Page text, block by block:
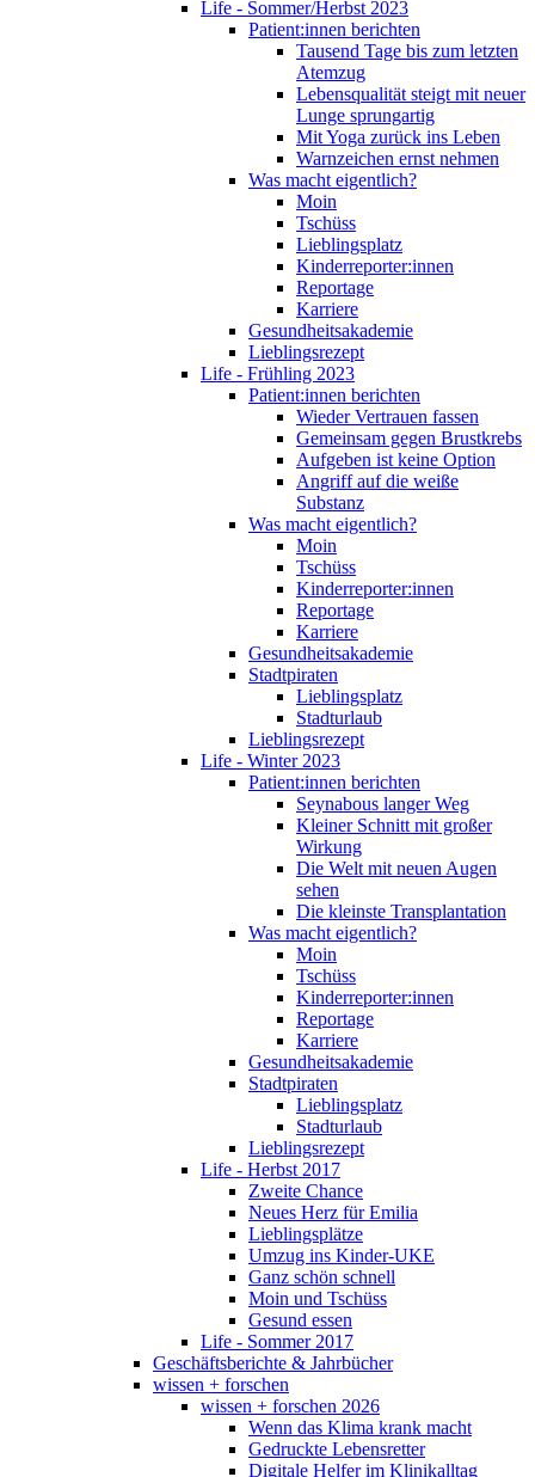
Life - Sommer/Herbst 2023
Patient:innen berichten
Tausend Tage bis zum letzten
Atemzug
Lebensqualität steigt mit neuer
Lunge sprungartig
Mit Yoga zurück ins Leben
Warnzeichen ernst nehmen
Was macht eigentlich?
Moin
Tschüss
Lieblingsplatz
Kinderreporter:innen
Reportage
Karriere
Gesundheitsakademie
Lieblingsrezept
Life - Frühling 2023
Patient:innen berichten
Wieder Vertrauen fassen
Gemeinsam gegen Brustkrebs
Aufgeben ist keine Option
Angriff auf die weiße
Substanz
Was macht eigentlich?
Moin
Tschüss
Kinderreporter:innen
Reportage
Karriere
Gesundheitsakademie
Stadtpiraten
Lieblingsplatz
Stadturlaub
Lieblingsrezept
Life - Winter 2023
Patient:innen berichten
Seynabous langer Weg
Kleiner Schnitt mit großer
Wirkung
Die Welt mit neuen Augen
sehen
Die kleinste Transplantation
Was macht eigentlich?
Moin
Tschüss
Kinderreporter:innen
Reportage
Karriere
Gesundheitsakademie
Stadtpiraten
Lieblingsplatz
Stadturlaub
Lieblingsrezept
Life - Herbst 2017
Zweite Chance
Neues Herz für Emilia
Lieblingsplätze
Umzug ins Kinder-UKE
Ganz schön schnell
Moin und Tschüss
Gesund essen
Life - Sommer 2017
Geschäftsberichte & Jahrbücher
wissen + forschen
wissen + forschen 2026
Wenn das Klima krank macht
Gedruckte Lebensretter
Digitale Helfer im Klinikalltag